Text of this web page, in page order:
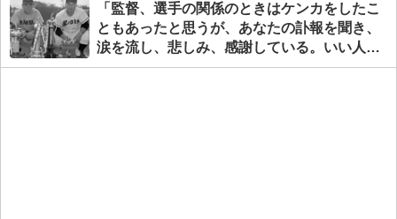
「監督、選手の関係のときはケンカをしたこ
ともあったと思うが、あなたの訃報を聞き、
涙を流し、悲しみ、感謝している。いい人生
だったんじゃないかな」／追悼・中西太【野